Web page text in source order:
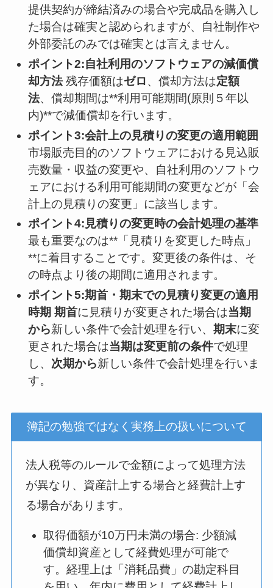
提供契約が締結済みの場合や完成品を購入し
た場合は確実と認められますが、自社制作や
外部委託のみでは確実とは言えません。
ポイント2:自社利用のソフトウェアの減価償
却方法残存価額はゼロ、償却方法は定額
法、償却期間は**利用可能期間(原則５年以
内)**で減価償却を行います。
ポイント3:会計上の見積りの変更の適用範囲
市場販売目的のソフトウェアにおける見込販
売数量・収益の変更や、自社利用のソフトウ
ェアにおける利用可能期間の変更などが「会
計上の見積りの変更」に該当します。
ポイント4:見積りの変更時の会計処理の基準
最も重要なのは**「見積りを変更した時点」
**に着目することです。変更後の条件は、そ
の時点より後の期間に適用されます。
ポイント5:期首・期末での見積り変更の適用
時期 期首に見積りが変更された場合は当期
から新しい条件で会計処理を行い、期末に変
更された場合は当期は変更前の条件で処理
し、 次期から新しい条件で会計処理を行いま
す。
簿記の勉強ではなく実務上の扱いについて
法人税等のルールで金額によって処理方法
が異なり、資産計上する場合と経費計上す
る場合があります。
取得価額が10万円未満の場合: 少額減
価償却資産として経費処理が可能で
す。経理上は「消耗品費」の勘定科目